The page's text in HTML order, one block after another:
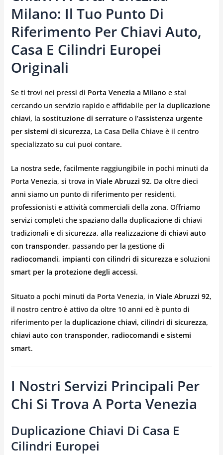
Milano: Il Tuo Punto Di
Riferimento Per Chiavi Auto,
Casa E Cilindri Europei
Originali
Se ti trovi nei pressi di Porta Venezia a Milano e stai
cercando un servizio rapido e affidabile per la duplicazione
chiavi, la sostituzione di serratureo l’assistenza urgente
per sistemi di sicurezza, La Casa Della Chiave è il centro
specializzato su cui puoi contare.
La nostra sede, facilmente raggiungibile in pochi minuti da
Porta Venezia, si trova in Viale Abruzzi 92. Da oltre dieci
anni siamo un punto di riferimento per residenti,
professionisti e attività commerciali della zona. Offriamo
servizi completi che spaziano dalla duplicazione di chiavi
tradizionali e di sicurezza, alla realizzazione di chiavi auto
con transponder, passando per la gestione di
radiocomandi, impianti con cilindri di sicurezza e soluzioni
smart per la protezione degli accessi.
Situato a pochi minuti da Porta Venezia, in Viale Abruzzi 92,
il nostro centro è attivo da oltre 10 anni ed è punto di
riferimento per la duplicazione chiavi, cilindri di sicurezza,
chiavi auto con transponder, radiocomandi e sistemi
smart.
I Nostri Servizi Principali Per
Chi Si Trova A Porta Venezia
Duplicazione Chiavi Di Casa E
Cilindri Europei